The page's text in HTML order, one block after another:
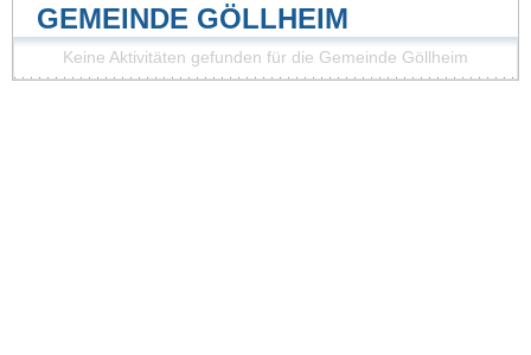
GEMEINDE GÖLLHEIM
Keine Aktivitäten gefunden für die Gemeinde Göllheim